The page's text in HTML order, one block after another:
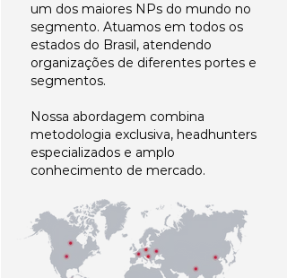
um dos maiores NPs do mundo no
segmento. Atuamos em todos os
estados do Brasil, atendendo
organizações de diferentes portes e
segmentos.
Nossa abordagem combina
metodologia exclusiva, headhunters
especializados e amplo
conhecimento de mercado.